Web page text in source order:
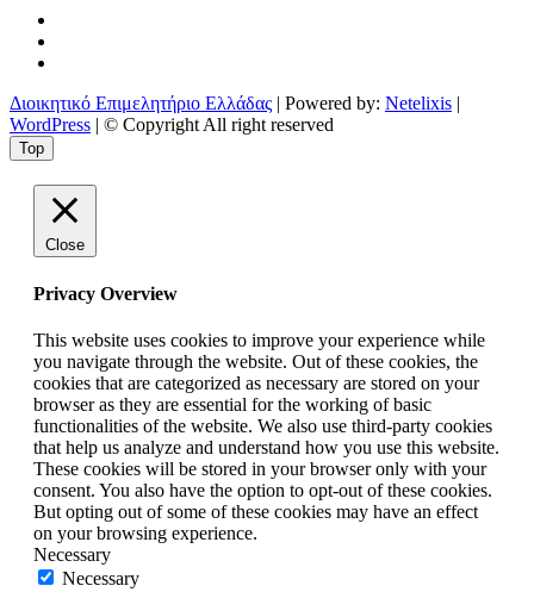
Διοικητικό Επιμελητήριο Ελλάδας | Powered by: Netelixis |
WordPress | © Copyright All right reserved
Top
Close
Privacy Overview
This website uses cookies to improve your experience while
you navigate through the website. Out of these cookies, the
cookies that are categorized as necessary are stored on your
browser as they are essential for the working of basic
functionalities of the website. We also use third-party cookies
that help us analyze and understand how you use this website.
These cookies will be stored in your browser only with your
consent. You also have the option to opt-out of these cookies.
But opting out of some of these cookies may have an effect
on your browsing experience.
Necessary
Necessary